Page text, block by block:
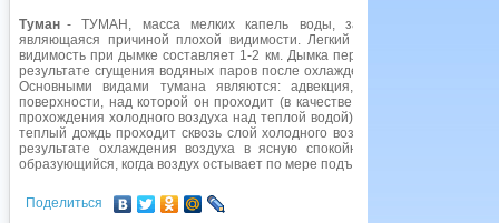
Туман - ТУМАН, масса мелких капель воды, зависающая
являющаяся причиной плохой видимости. Легкий туман называется
видимость при дымке составляет 1-2 км. Дымка переходит в туман при
результате сгущения водяных паров после охлаждения воздуха.
Основными видами тумана являются: адвекция, образующаяся
поверхности, над которой он проходит (в качестве примера можно
прохождения холодного воздуха над теплой водой), фронтальный
теплый дождь проходит сквозь слой холодного воздуха близко от
результате охлаждения воздуха в ясную спокойную ночь
образующийся, когда воздух остывает по мере подъема вверх по склону.
Поделиться